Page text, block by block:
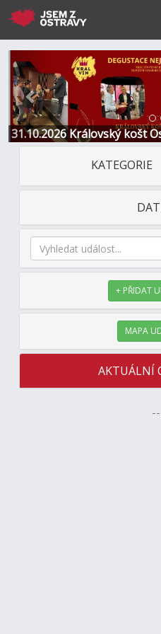
31.10.2026 Královský košt
Restaurace a Hotel
Předchozí
KATEGORIE
+ PŘIDAT
MAPA
AKTUÁLNÍ